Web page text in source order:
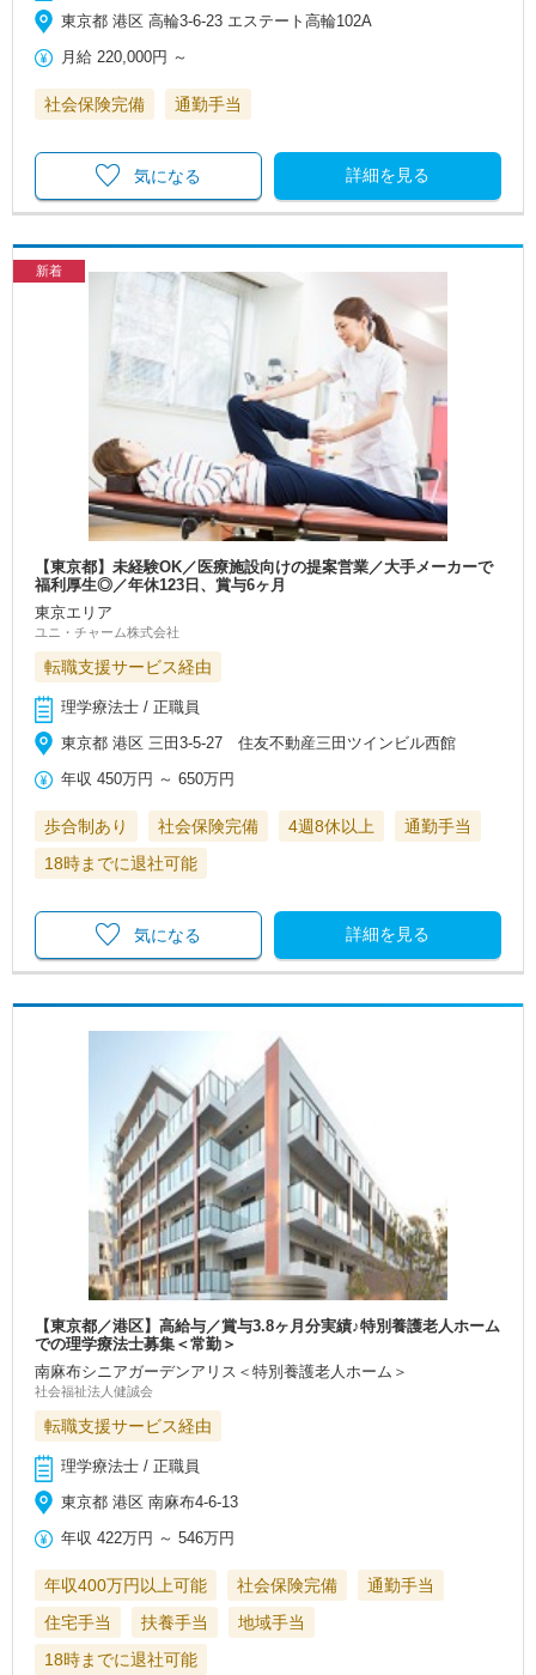
東京都 港区 高輪3-6-23 エステート高輪102A
月給 220,000円 ～
社会保険完備 通勤手当
詳細を見る
気になる
新着
【東京都】未経験OK／医療施設向けの提案営業／大手メーカーで
福利厚生◎／年休123日、賞与6ヶ月
東京エリア
ユニ・チャーム株式会社
転職支援サービス経由
理学療法士 / 正職員
東京都 港区 三田3-5-27 住友不動産三田ツインビル西館
年収 450万円 ～650万円
歩合制あり 社会保険完備 4週8休以上
通勤手当
18時までに退社可能
詳細を見る
気になる
【東京都／港区】高給与／賞与3.8ヶ月分実績♪特別養護老人ホーム
での理学療法士募集＜常勤＞
南麻布シニアガーデンアリス＜特別養護老人ホーム＞
社会福祉法人健誠会
転職支援サービス経由
理学療法士 / 正職員
東京都 港区 南麻布4-6-13
年収 422万円 ～546万円
年収400万円以上可能 社会保険完備
通勤手当
住宅手当
扶養手当
地域手当
18時までに退社可能